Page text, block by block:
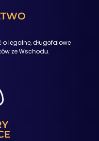
legalne, długofalowe
ze Wschodu.